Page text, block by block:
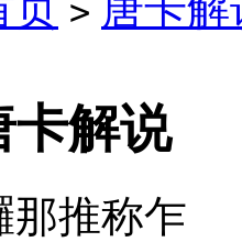
>
卡解说
那推称乍